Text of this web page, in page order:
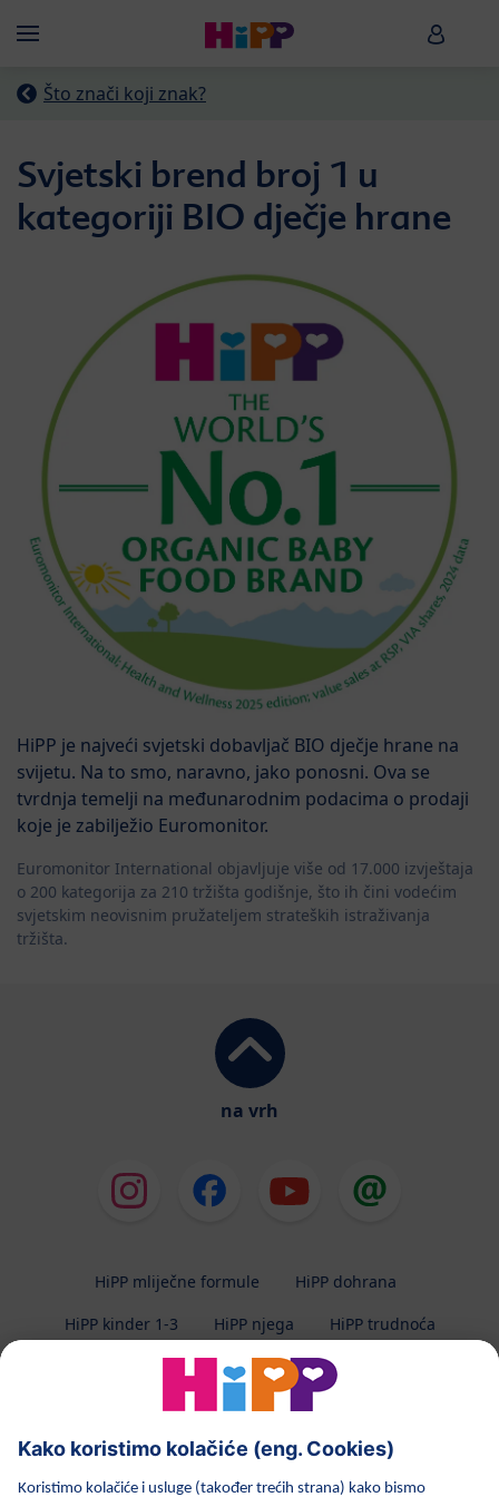
Menü HiPP
Što znači koji znak?
Svjetski brend broj 1 u
kategoriji BIO dječje hrane
HiPP je najveći svjetski dobavljač BIO dječje hrane na
svijetu. Na to smo, naravno, jako ponosni. Ova se
tvrdnja temelji na međunarodnim podacima o prodaji
koje je zabilježio Euromonitor.
Euromonitor International objavljuje više od 17.000 izvještaja
o 200 kategorija za 210 tržišta godišnje, što ih čini vodećim
svjetskim neovisnim pružateljem strateških istraživanja
tržišta.
na vrh
HiPP mliječne formule
HiPP dohrana
HiPP kinder 1-3
HiPP njega HiPP trudnoća
Zaštita privatnosti
Uvjeti korištenja